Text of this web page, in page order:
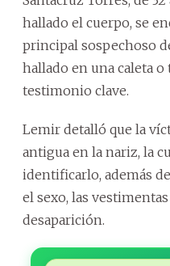
hallado el cuerpo, se
principal sospechoso
hallado en una caleta
testimonio clave.
Lemir detalló que la
antigua en la nariz, la
identificarlo, además
el sexo, las
desaparición.